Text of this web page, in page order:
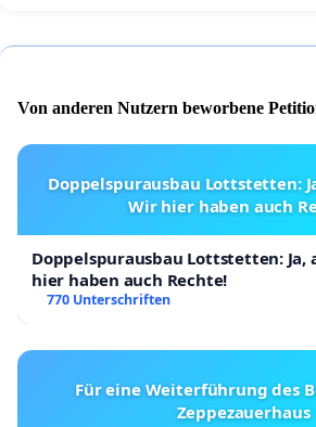
Von anderen Nutzern beworbene
Doppelspurausbau Lottstetten:
Wir hier haben auch
Doppelspurausbau Lottstetten: Ja,
hier haben auch Rechte!
770 Unterschriften
Für eine Weiterführung des
Zeppezauerhaus